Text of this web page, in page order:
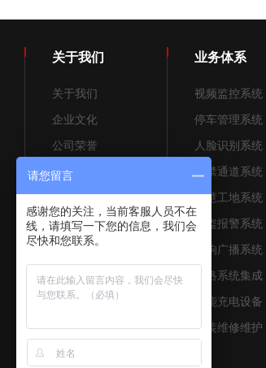
关于我们
关于我们
企业文化
公司荣誉
招贤纳士
售后服务
业务体系
视频监控系统
停车管理系统
人脸识别系统
门禁通道系统
智慧工地系统
防盗报警系统
音响广播系统
网络系统集成
智能充电设备
安装维修维护
请您留言
感谢您的关注，当前客服人员不在
线，请填写一下您的信息，我们会
尽快和您联系。